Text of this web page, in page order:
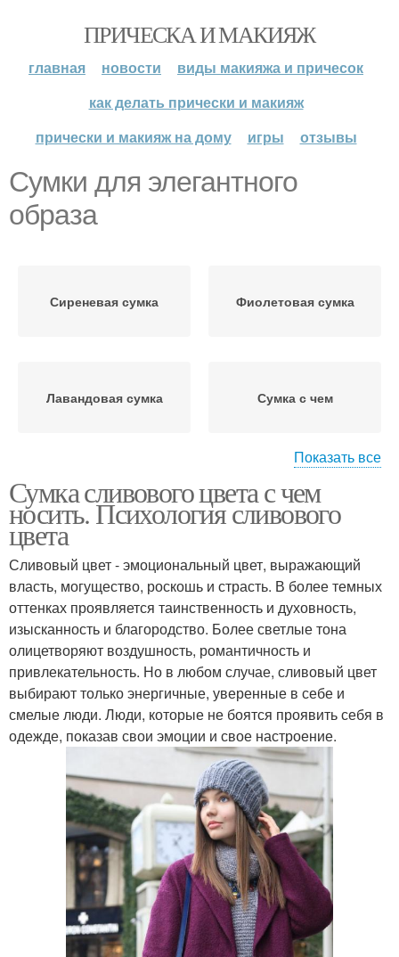
ПРИЧЕСКА И МАКИЯЖ
главная новости
виды макияжа и причесок
как делать прически и макияж
прически и макияж на дому
игры отзывы
Сумки для элегантного
образа
Сиреневая сумка Фиолетовая сумка
Лавандовая сумка Сумка с чем
сумке
Модные образа
Образа на основе
Показать все
Сумка сливового цвета с чем
носить. Психология сливового
цвета
Сливовый цвет - эмоциональный цвет, выражающий
власть, могущество, роскошь и страсть. В более темных
оттенках проявляется таинственность и духовность,
изысканность и благородство. Более светлые тона
олицетворяют воздушность, романтичность и
привлекательность. Но в любом случае, сливовый цвет
выбирают только энергичные, уверенные в себе и
смелые люди. Люди, которые не боятся проявить себя в
одежде, показав свои эмоции и свое настроение.